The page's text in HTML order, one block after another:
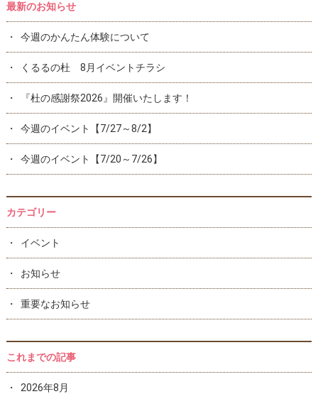
最新のお知らせ
今週のかんたん体験について
くるるの杜 8月イベントチラシ
『杜の感謝祭2026』開催いたします！
今週のイベント【7/27～8/2】
今週のイベント【7/20～7/26】
カテゴリー
イベント
お知らせ
重要なお知らせ
これまでの記事
2026年8月